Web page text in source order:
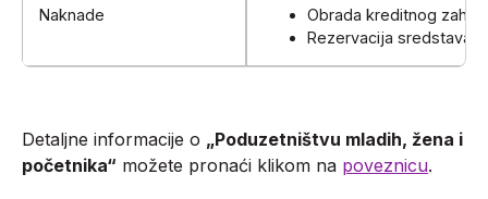
Naknade
Obrada kreditnog
Rezervacija sredstava
Detaljne informacije o „Poduzetništvu mladih, žena i
početnika“ možete pronaći klikom na poveznicu.